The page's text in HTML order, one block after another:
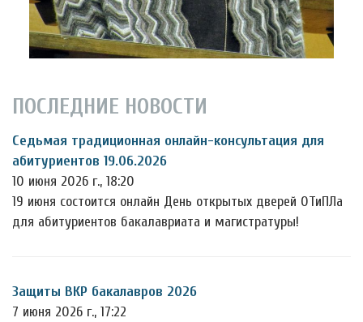
ПОСЛЕДНИЕ НОВОСТИ
Седьмая традиционная онлайн-консультация для
абитуриентов 19.06.2026
10 июня 2026 г., 18:20
19 июня состоится онлайн День открытых дверей ОТиПЛа
для абитуриентов бакалавриата и магистратуры!
Защиты ВКР бакалавров 2026
7 июня 2026 г., 17:22